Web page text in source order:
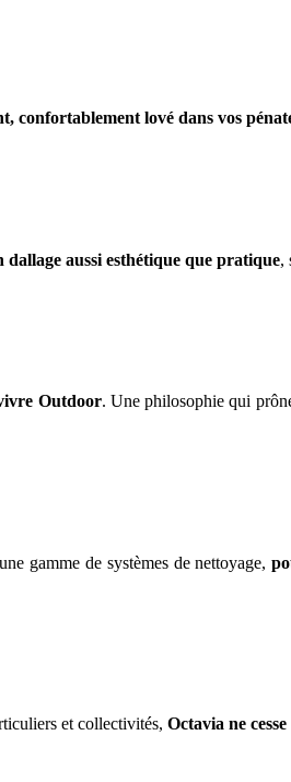
confortablement lové dans vos
aussi esthétique que pratique,
Outdoor. Une philosophie qui
gamme de systèmes de nettoyage,
et collectivités,Octavia ne